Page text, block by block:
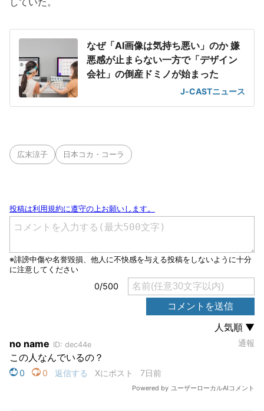
なぜ「AI画像は気持ち悪い」のか 嫌
悪感が止まらない一方で「デザイン
会社」の倒産ドミノが始まった
J-CASTニュース
広末涼子 日本コカ・コーラ